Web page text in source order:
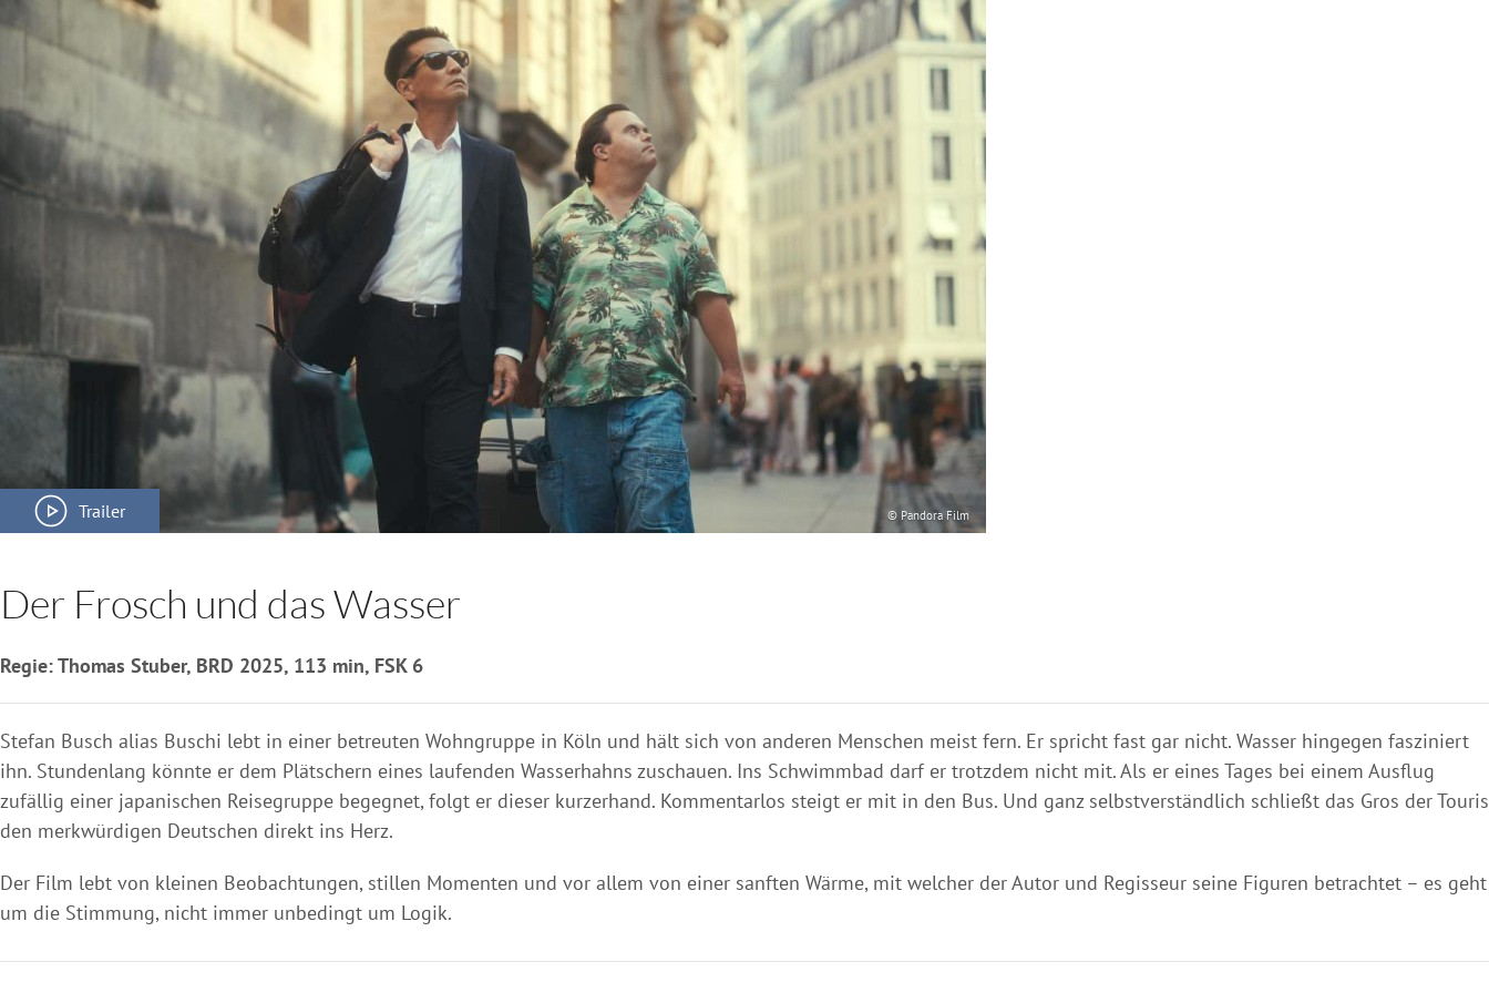
Trailer © Pandora Film
Der Frosch und das Wasser
Regie: Thomas Stuber, BRD 2025, 113 min, FSK 6
Stefan Busch alias Buschi lebt in einer betreuten Wohngruppe in Köln und hält sich von anderen Menschen meist fern. Er spricht fast gar nicht. Wasser hingegen fasziniert
ihn. Stundenlang könnte er dem Plätschern eines laufenden Wasserhahns zuschauen. Ins Schwimmbad darf er trotzdem nicht mit. Als er eines Tages bei einem Ausflug
zufällig einer japanischen Reisegruppe begegnet, folgt er dieser kurzerhand. Kommentarlos steigt er mit in den Bus. Und ganz selbstverständlich schließt das Gros der Touris
den merkwürdigen Deutschen direkt ins Herz.
Der Film lebt von kleinen Beobachtungen, stillen Momenten und vor allem von einer sanften Wärme, mit welcher der Autor und Regisseur seine Figuren betrachtet – es geht
um die Stimmung, nicht immer unbedingt um Logik.